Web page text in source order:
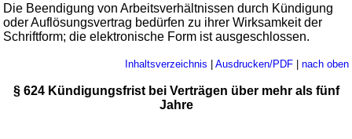
Die Beendigung von Arbeitsverhältnissen durch Kündigung
oder Auflösungsvertrag bedürfen zu ihrer Wirksamkeit der
Schriftform; die elektronische Form ist ausgeschlossen.
Inhaltsverzeichnis Ausdrucken/PDF| nach oben
§ 624 Kündigungsfrist bei Verträgen über mehr als fünf
Jahre